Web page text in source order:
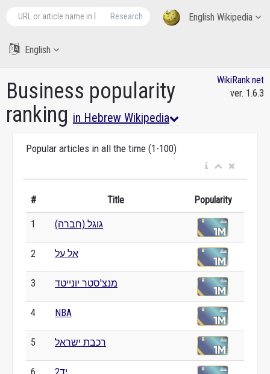
English Wikipedia
Research
English
Business popularity
ranking in Hebrew Wikipedia
WikiRank.net
ver. 1.6.3
Popular articles in all the time (1-100)
# Title Popularity
1 גוגל (חברה)
2 אל על
3 מנצ'סטר יונייטד
4 NBA
5 רכבת ישראל